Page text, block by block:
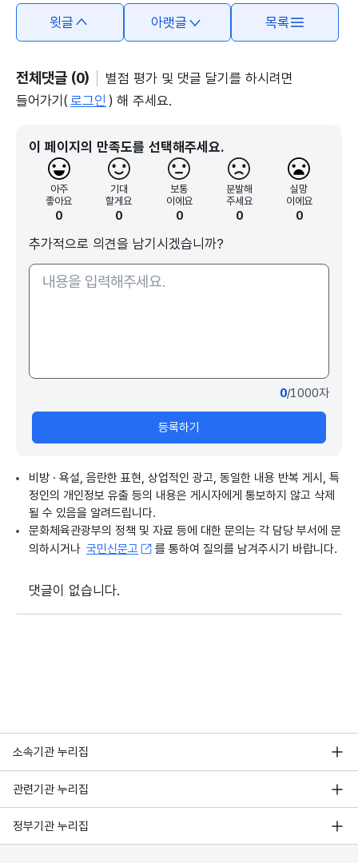
윗글 아랫글 목록
전체댓글 (0)
별점 평가 및 댓글 달기를 하시려면
들어가기( 로그인 ) 해 주세요.
이 페이지의 만족도를 선택해주세요.
아주
좋아요
0
기대
할게요
0
보통
이에요
0
분발해
주세요
0
실망
이에요
0
추가적으로 의견을 남기시겠습니까?
0/1000자
등록하기
비방 · 욕설, 음란한 표현, 상업적인 광고, 동일한 내용 반복 게시, 특
정인의 개인정보 유출 등의 내용은 게시자에게 통보하지 않고 삭제
될 수 있음을 알려드립니다.
문화체육관광부의 정책 및 자료 등에 대한 문의는 각 담당 부서에 문
의하시거나 국민신문고 를 통하여 질의를 남겨주시기 바랍니다.
댓글이 없습니다.
소속기관 누리집
관련기관 누리집
정부기관 누리집